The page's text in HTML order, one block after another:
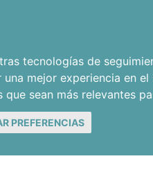
tecnologías de
una mejor experiencia en
que sean más relevantes
PREFERENCIAS